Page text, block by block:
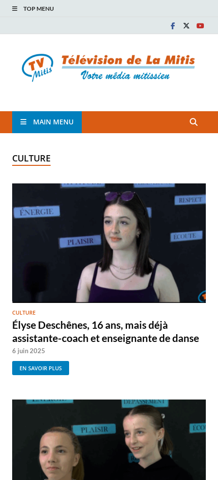
TOP MENU
TVM
MAIN MENU
CULTURE
CULTURE
Élyse Deschênes, 16 ans, mais déjà
assistante-coach et enseignante de danse
6 juin 2025
EN SAVOIR PLUS